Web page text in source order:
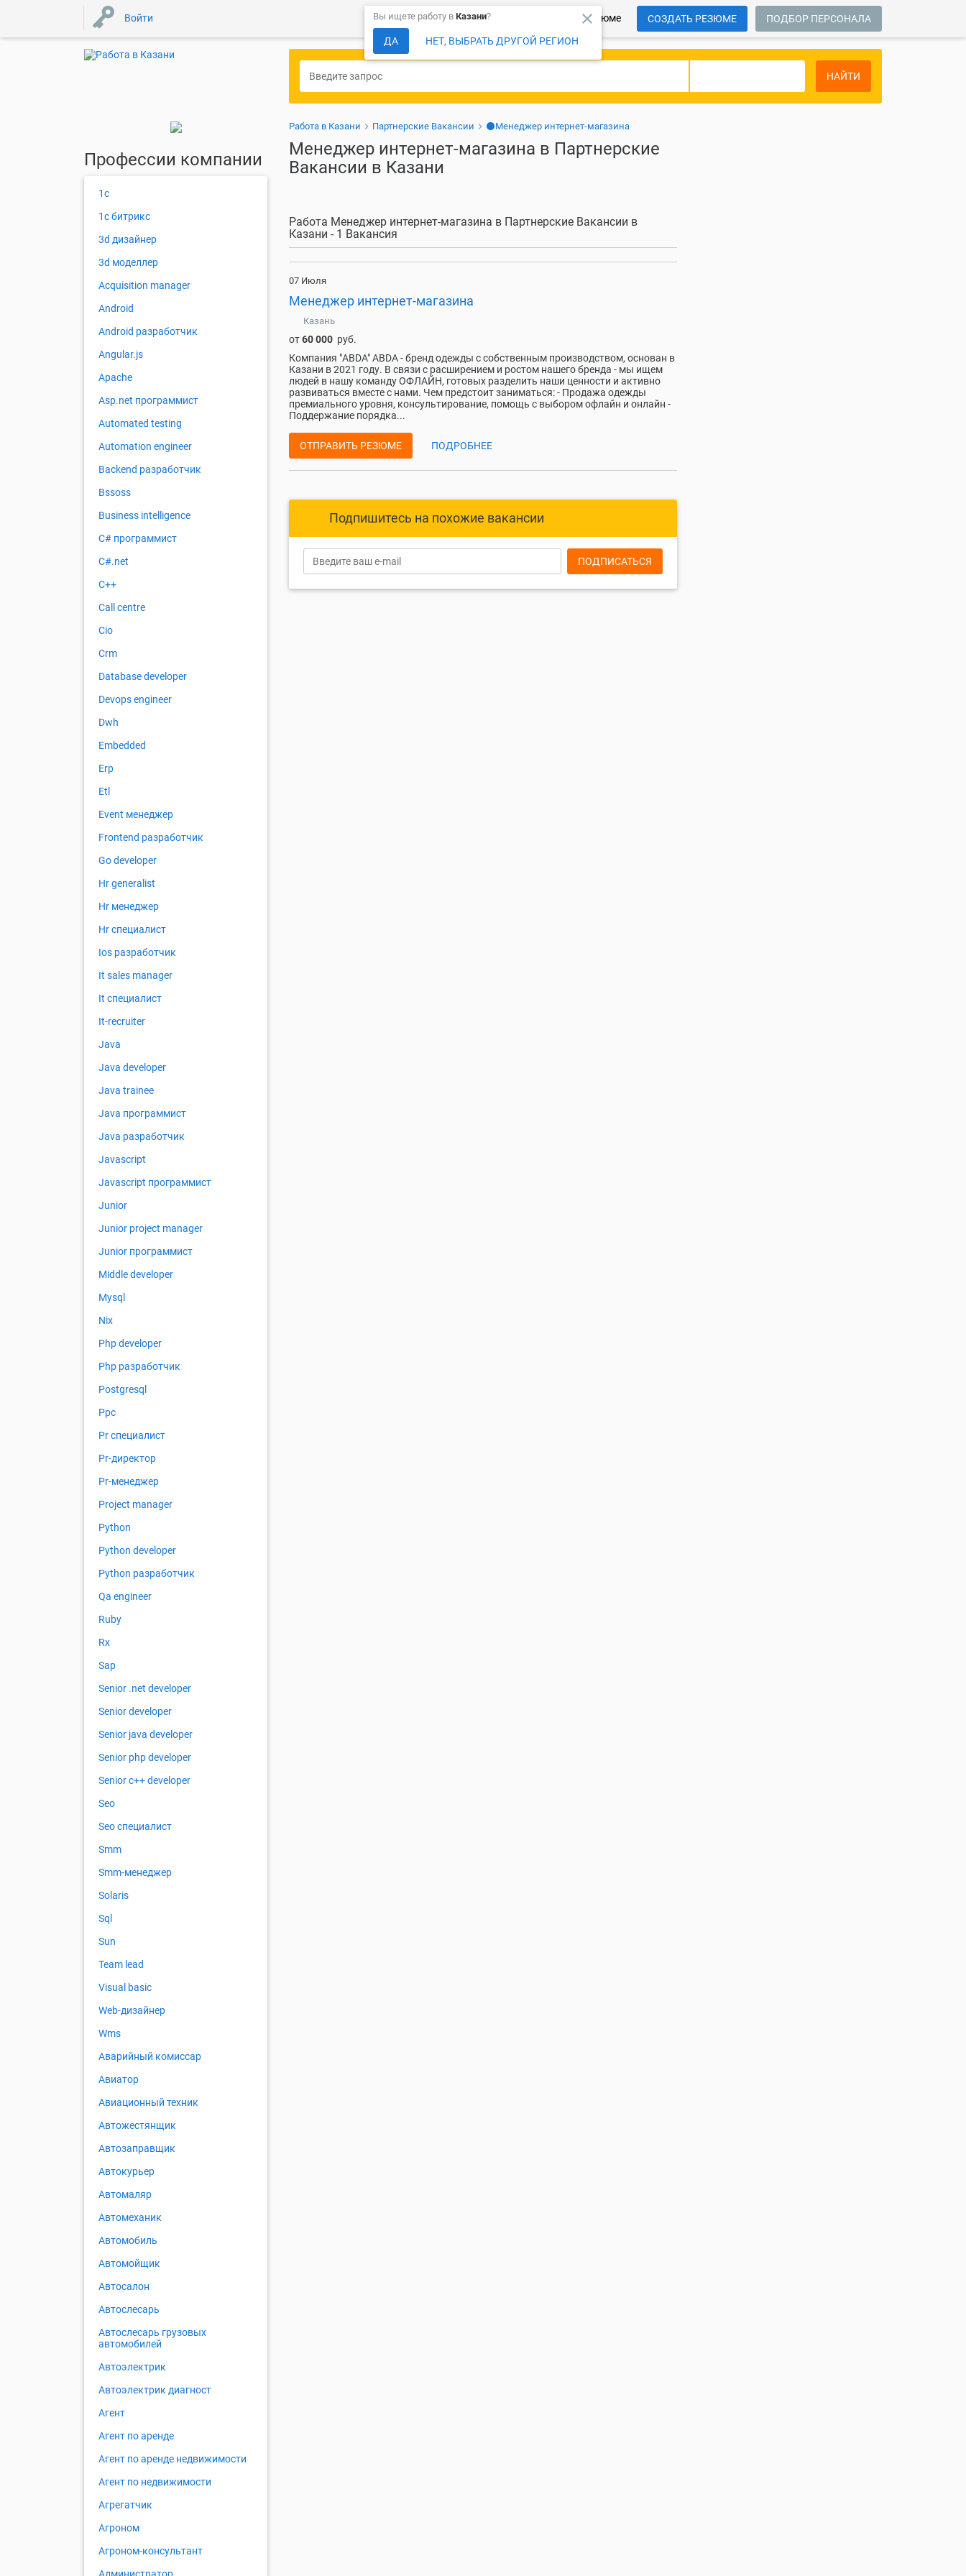
Войти СОЗДАТЬ РЕЗЮМЕ ПОДБОР ПЕРСОНАЛА
Более 150 000 компаний ждут Ваше резюме
close
Вы ищете работу в Казани?
ДА НЕТ, ВЫБРАТЬ ДРУГОЙ РЕГИОН
НАЙТИ
Работа в Казани Партнерские Вакансии ⚫Менеджер интернет-магазина
Менеджер интернет-магазина в Партнерские
Вакансии в Казани
Работа Менеджер интернет-магазина в Партнерские Вакансии в
Казани - 1 Вакансия
07 Июля
Менеджер интернет-магазина
Казань
от60 000 руб.
Компания "ABDA" ABDA - бренд одежды с собственным производством, основан в
Казани в 2021 году. В связи с расширением и ростом нашего бренда - мы ищем
людей в нашу команду ОФЛАЙН, готовых разделить наши ценности и активно
развиваться вместе с нами. Чем предстоит заниматься: - Продажа одежды
премиального уровня, консультирование, помощь с выбором офлайн и онлайн -
Поддержание порядка...
ОТПРАВИТЬ РЕЗЮМЕ ПОДРОБНЕЕ
Подпишитесь на похожие вакансии
ПОДПИСАТЬСЯ
Профессии компании
1с
1с битрикс
3d дизайнер
3d моделлер
Acquisition manager
Android
Android разработчик
Angular.js
Apache
Asp.net программист
Automated testing
Automation engineer
Backend разработчик
Bssoss
Business intelligence
C# программист
C#.net
C++
Call centre
Cio
Crm
Database developer
Devops engineer
Dwh
Embedded
Erp
Etl
Event менеджер
Frontend разработчик
Go developer
Hr generalist
Hr менеджер
Hr специалист
Ios разработчик
It sales manager
It специалист
It-recruiter
Java
Java developer
Java trainee
Java программист
Java разработчик
Javascript
Javascript программист
Junior
Junior project manager
Junior программист
Middle developer
Mysql
Nix
Php developer
Php разработчик
Postgresql
Ppc
Pr специалист
Pr-директор
Pr-менеджер
Project manager
Python
Python developer
Python разработчик
Qa engineer
Ruby
Rx
Sap
Senior .net developer
Senior developer
Senior java developer
Senior php developer
Senior с++ developer
Seo
Seo специалист
Smm
Smm-менеджер
Solaris
Sql
Sun
Team lead
Visual basic
Web-дизайнер
Wms
Аварийный комиссар
Авиатор
Авиационный техник
Автожестянщик
Автозаправщик
Автокурьер
Автомаляр
Автомеханик
Автомобиль
Автомойщик
Автосалон
Автослесарь
Автослесарь грузовых
автомобилей
Автоэлектрик
Автоэлектрик диагност
Агент
Агент по аренде
Агент по аренде недвижимости
Агент по недвижимости
Агрегатчик
Агроном
Агроном-консультант